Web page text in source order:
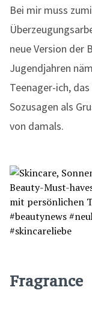
Bei mir muss
neue Version der
Jugendjahren
Teenager-ich,
Sozusagen als
von damals.
Fragrance